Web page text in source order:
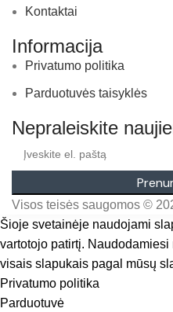
Kontaktai
Informacija
Privatumo politika
Parduotuvės taisyklės
Nepraleiskite
Visos teisės saugomos ©
Šioje svetainėje naudojami
vartotojo patirtį.
visais slapukais pagal mūsų
Privatumo politika
Parduotuvė